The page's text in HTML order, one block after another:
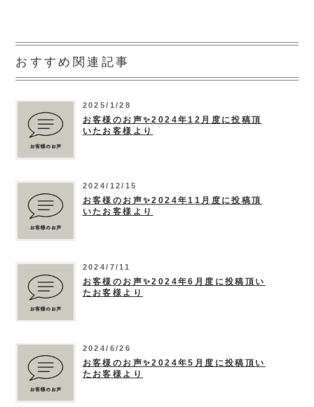
おすすめ関連記事
2025/1/28
お客様のお声✨2024年12月度に投稿頂
いたお客様より
2024/12/15
お客様のお声✨2024年11月度に投稿頂
いたお客様より
2024/7/11
お客様のお声✨2024年6月度に投稿頂い
たお客様より
2024/6/26
お客様のお声✨2024年5月度に投稿頂い
たお客様より